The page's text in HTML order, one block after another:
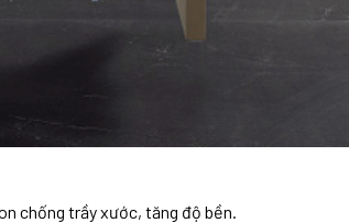
chống trầy xước, tăng độ bền.